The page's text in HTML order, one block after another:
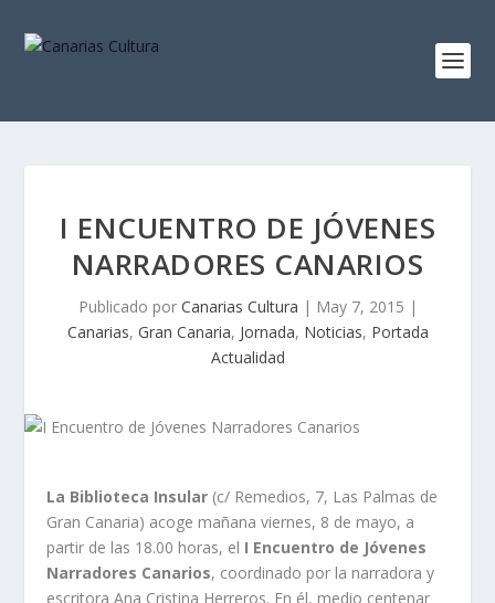
I ENCUENTRO DE JÓVENES
NARRADORES CANARIOS
Publicado por Canarias Cultura | May 7, 2015 |
Canarias, Gran Canaria, Jornada, Noticias, Portada
Actualidad
La Biblioteca Insular (c/ Remedios, 7, Las Palmas de
Gran Canaria) acoge mañana viernes, 8 de mayo, a
partir de las 18.00 horas, el I Encuentro de Jóvenes
Narradores Canarios, coordinado por la narradora y
escritora Ana Cristina Herreros. En él, medio centenar